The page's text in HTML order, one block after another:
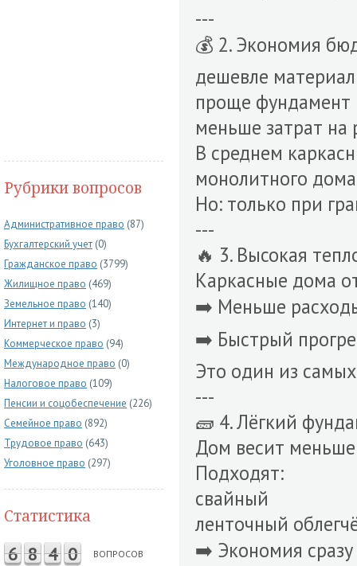
Рубрики вопросов
Административное право (87)
Бухгалтерский учет (0)
Гражданское право (3799)
Жилищное право (469)
Земельное право (140)
Интернет и право (3)
Коммерческое право (94)
Международное право (0)
Налоговое право (109)
Пенсии и соцобеспечение (226)
Семейное право (892)
Трудовое право (643)
Уголовное право (297)
Статистика
6 8 4 0 ВОПРОСОВ
---
💰 2. Экономия
дешевле
проще фундамент
меньше затрат на
В среднем
монолитного
Но: только при
---
🔥 3. Высокая
Каркасные дома
➡️ Меньше
➡️ Быстрый
Это один из
---
🧱 4. Лёгкий
Дом весит
Подходят:
свайный
ленточный
➡️ Экономия сразу